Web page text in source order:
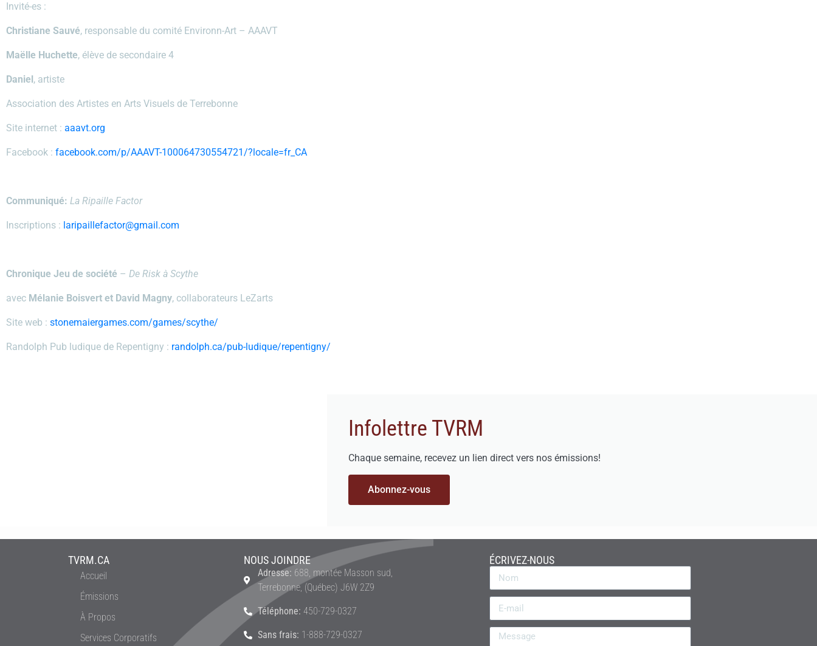
Invité-es :
Christiane Sauvé, responsable du comité Environn-Art – AAAVT
Maëlle Huchette, élève de secondaire 4
Daniel, artiste
Association des Artistes en Arts Visuels de Terrebonne
Site internet : aaavt.org
Facebook : facebook.com/p/AAAVT-100064730554721/?locale=fr_CA
Communiqué: La Ripaille Factor
Inscriptions : laripaillefactor@gmail.com
Chronique Jeu de société – De Risk à Scythe
avec Mélanie Boisvert et David Magny, collaborateurs LeZarts
Site web : stonemaiergames.com/games/scythe/
Randolph Pub ludique de Repentigny : randolph.ca/pub-ludique/repentigny/
Infolettre TVRM
Chaque semaine, recevez un lien direct vers nos émissions!
Abonnez-vous
TVRM.CA
Accueil
Émissions
À Propos
Services Corporatifs
NOUS JOINDRE
Adresse: 688, montée Masson sud,
Terrebonne, (Québec) J6W 2Z9
Téléphone: 450-729-0327
Sans frais: 1-888-729-0327
ÉCRIVEZ-NOUS